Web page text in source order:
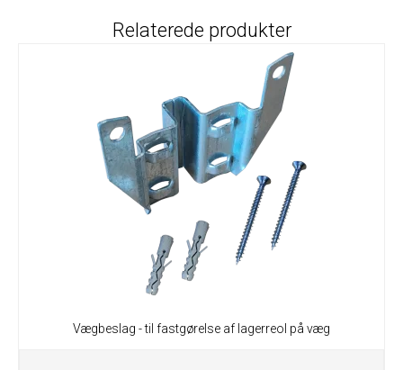
Relaterede produkter
Vægbeslag - til fastgørelse af lagerreol på væg